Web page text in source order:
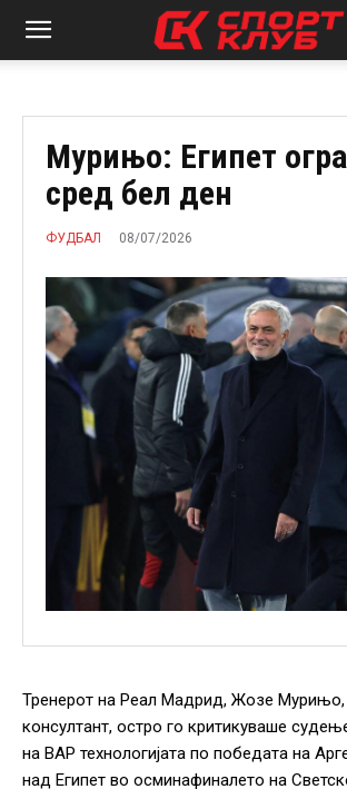
Мурињо: Египет
сред бел ден
ФУДБАЛ 08/07/2026
Тренерот на Реал Мадрид, Жозе Мурињо,
консултант, остро го критикуваше
на ВАР технологијата по победата на
над Египет во осминафиналето на